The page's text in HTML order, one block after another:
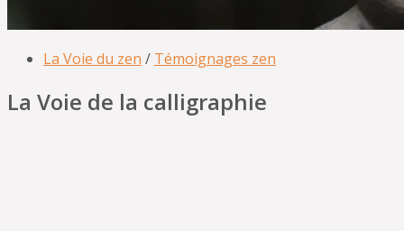
La Voie du zen / Témoignages zen
La Voie de la calligraphie